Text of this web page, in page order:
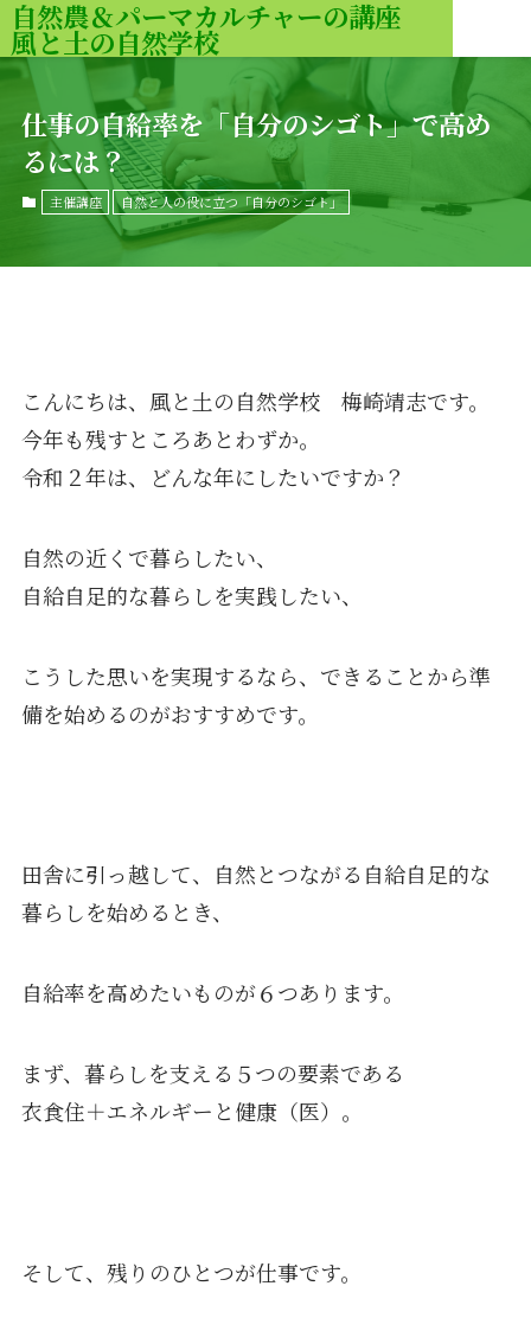
自然農＆パーマカルチャーの講座
風と土の自然学校
仕事の自給率を「自分のシゴト」で高め
るには？
主催講座 自然と人の役に立つ「自分のシゴト」
こんにちは、風と土の自然学校 梅崎靖志です。
今年も残すところあとわずか。
令和２年は、どんな年にしたいですか？
自然の近くで暮らしたい、
自給自足的な暮らしを実践したい、
こうした思いを実現するなら、できることから準
備を始めるのがおすすめです。
田舎に引っ越して、自然とつながる自給自足的な
暮らしを始めるとき、
自給率を高めたいものが６つあります。
まず、暮らしを支える５つの要素である
衣食住＋エネルギーと健康（医）。
そして、残りのひとつが仕事です。